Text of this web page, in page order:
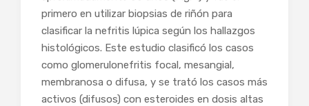
primero en utilizar biopsias de riñón para
clasificar la nefritis lúpica según los hallazgos
histológicos. Este estudio clasificó los casos
como glomerulonefritis focal, mesangial,
membranosa o difusa, y se trató los casos más
activos (difusos) con esteroides en dosis altas